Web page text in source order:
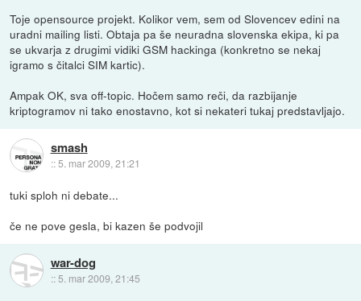
Toje opensource projekt. Kolikor vem, sem od Slovencev edini na
uradni mailing listi. Obtaja pa še neuradna slovenska ekipa, ki pa
se ukvarja z drugimi vidiki GSM hackinga (konkretno se nekaj
igramo s čitalci SIM kartic).
Ampak OK, sva off-topic. Hočem samo reči, da razbijanje
kriptogramov ni tako enostavno, kot si nekateri tukaj predstavljajo.
smash
::5. mar 2009, 21:21
tuki sploh ni debate...
če ne pove gesla, bi kazen še podvojil
war-dog
:: 5. mar 2009, 21:45